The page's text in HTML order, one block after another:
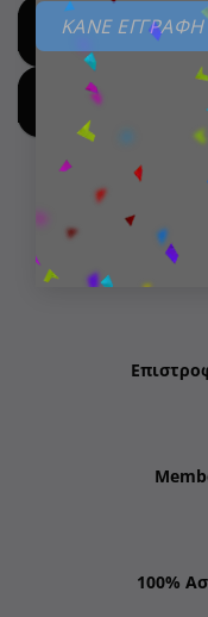
ΚΑΝΕ ΕΓΓΡΑΦΗ
Δωρεάν
100%